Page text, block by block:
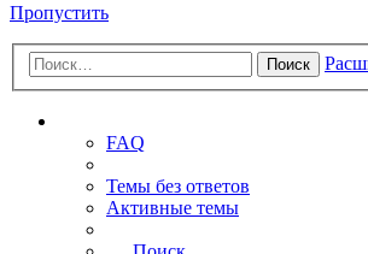
Пропустить
Поиск
FAQ
Темы без ответов
Активные темы